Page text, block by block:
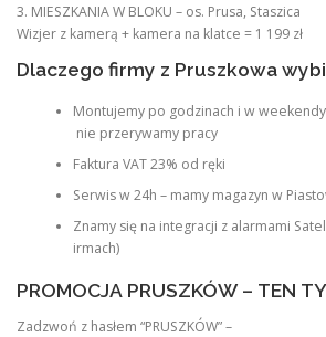
3. MIESZKANIA W BLOKU – os. Prusa, Staszica
Wizjer z kamerą + kamera na klatce = 1 199 zł
Dlaczego firmy z Pruszkowa
Montujemy po godzinach i w
nie przerywamy pracy
Faktura VAT 23% od ręki
Serwis w 24h – mamy magazyn w
Znamy się na integracji z alarmami
irmach)
PROMOCJA PRUSZKÓW – TEN
Zadzwoń z hasłem “PRUSZKÓW” –